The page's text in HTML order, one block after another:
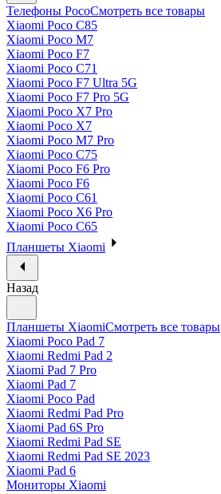
Телефоны PocoСмотреть все товары
Xiaomi Poco C85
Xiaomi Poco M7
Xiaomi Poco F7
Xiaomi Poco C71
Xiaomi Poco F7 Ultra 5G
Xiaomi Poco F7 Pro 5G
Xiaomi Poco X7 Pro
Xiaomi Poco X7
Xiaomi Poco M7 Pro
Xiaomi Poco C75
Xiaomi Poco F6 Pro
Xiaomi Poco F6
Xiaomi Poco C61
Xiaomi Poco X6 Pro
Xiaomi Poco C65
Планшеты Xiaomi
Назад
Планшеты XiaomiСмотреть все товары
Xiaomi Poco Pad 7
Xiaomi Redmi Pad 2
Xiaomi Pad 7 Pro
Xiaomi Pad 7
Xiaomi Poco Pad
Xiaomi Redmi Pad Pro
Xiaomi Pad 6S Pro
Xiaomi Redmi Pad SE
Xiaomi Redmi Pad SE 2023
Xiaomi Pad 6
Мониторы Xiaomi